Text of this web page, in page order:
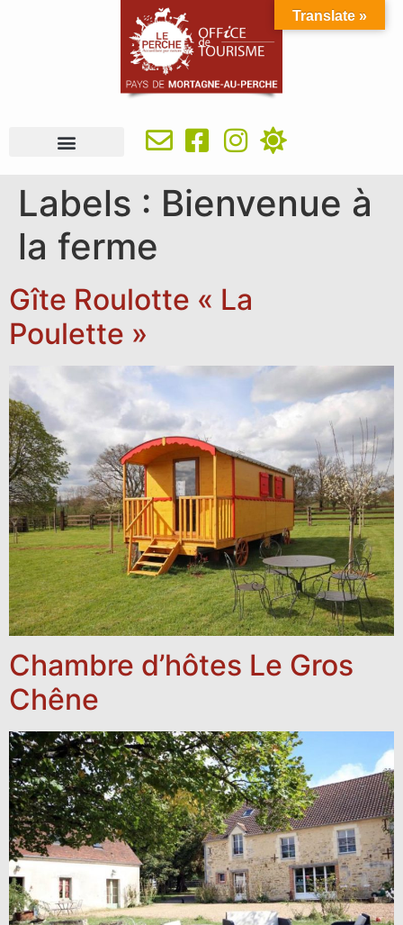
Labels : Bienvenue à
la ferme
Gîte Roulotte « La
Poulette »
Chambre d’hôtes Le Gros
Chêne
Translate »